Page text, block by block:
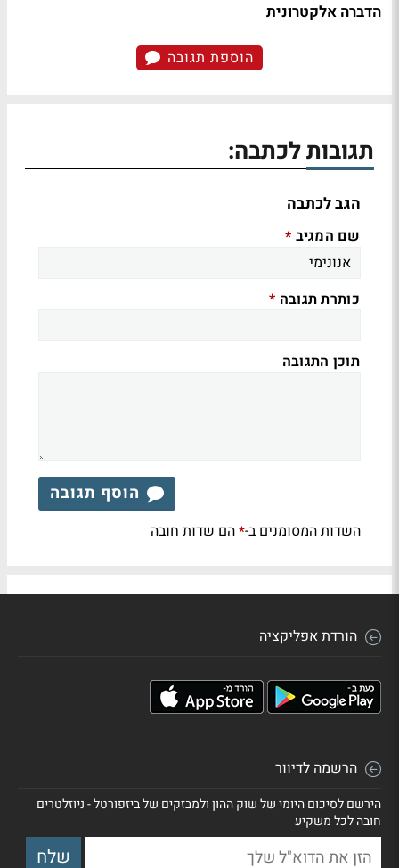
הדברה אלקטרונית
הוספת תגובה
תגובות לכתבה:
הגב לכתבה
שם המגיב *
כותרת תגובה *
תוכן התגובה
הוסף תגובה
השדות המסומנים ב-*הם שדות חובה
הורדת אפליקציה
הרשמה לדיוור
הירשם לסיכום היומי של שוק ההון ולמבזקים של ביזפורטל - ניוזלטרים
חובה לכל משקיע